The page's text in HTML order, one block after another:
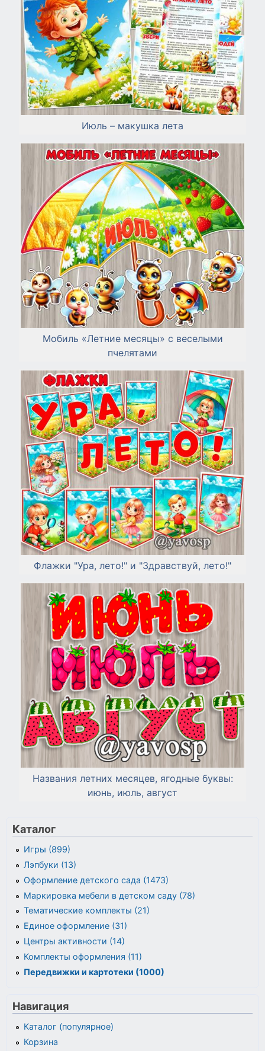
Июль – макушка лета
Мобиль «Летние месяцы» с веселыми
пчелятами
Флажки "Ура, лето!" и "Здравствуй, лето!"
Названия летних месяцев, ягодные буквы:
июнь, июль, август
Каталог
Игры (899)
Лэпбуки (13)
Оформление детского сада (1473)
Маркировка мебели в детском саду (78)
Тематические комплекты (21)
Единое оформление (31)
Центры активности (14)
Комплекты оформления (11)
Передвижки и картотеки (1000)
Навигация
Каталог (популярное)
Корзина